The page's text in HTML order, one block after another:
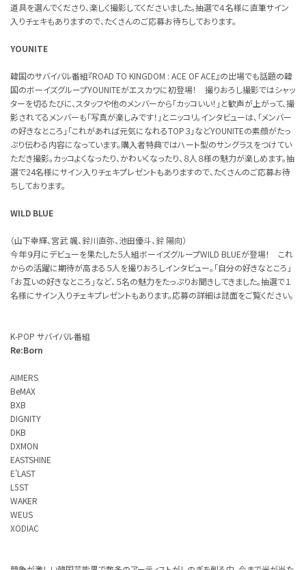
道具を選んでくださり、楽しく撮影してくださいました。抽選で４名様に直筆サイン
入りチェキもありますので、たくさんのご応募お待ちしております。
YOUNITE
韓国のサバイバル番組『ROAD TO KINGDOM : ACE OF ACE』の出場でも話題の韓
国のボーイズグループYOUNITEがエスカワに初登場！ 撮りおろし撮影ではシャッ
ターを切るたびに、スタッフや他のメンバーから「カッコいい！」と歓声が上がって、撮
影されてるメンバーも「写真が楽しみです！」とニッコリ。インタビューは、「メンバー
の好きなところ」「これがあれば元気になれるTOP３」などYOUNITEの素顔がたっ
ぷり伝わる内容になっています。購入者特典ではハート型のサングラスをつけてい
ただき撮影。カッコよくなったり、かわいくなったり、８人８様の魅力が楽しめます。抽
選で24名様にサイン入りチェキプレゼントもありますので、たくさんのご応募お待
ちしております。
WILD BLUE
（山下幸輝、宮武 颯、鈴川直弥、池田優斗、鈴 陽向）
今年９月にデビューを果たした５人組ボーイズグループWILD BLUEが登場！ これ
からの活躍に期待が高まる５人を撮りおろしインタビュー。「自分の好きなところ」
「お互いの好きなところ」など、５名の魅力をたっぷりお聞きしてきました。抽選で１
名様にサイン入りチェキプレゼントもあります。応募の詳細は誌面をご覧ください。
K-POP サバイバル番組
Re:Born
AIMERS
BeMAX
BXB
DIGNITY
DKB
DXMON
EASTSHINE
E’LAST
L5ST
WAKER
WEUS
XODIAC